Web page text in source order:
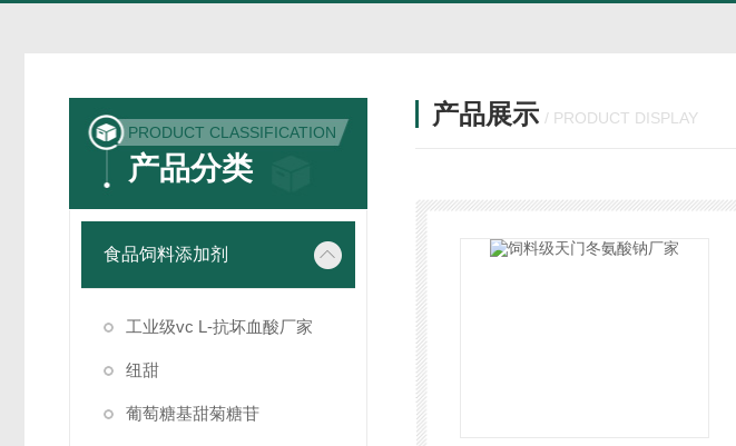
PRODUCT CLASSIFICATION
产品分类
食品饲料添加剂
工业级vc L-抗坏血酸厂家
纽甜
葡萄糖基甜菊糖苷
产品展示 / PRODUCT DISPLAY